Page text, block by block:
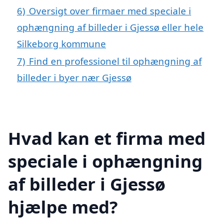
6) Oversigt over firmaer med speciale i
ophængning af billeder i Gjessø eller hele
Silkeborg kommune
7) Find en professionel til ophængning af
billeder i byer nær Gjessø
Hvad kan et firma med
speciale i ophængning
af billeder i Gjessø
hjælpe med?